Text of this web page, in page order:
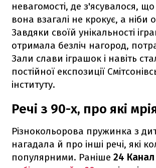
невагомості, де з'ясувалося, що
вона взагалі не крокує, а ніби
Завдяки своїй унікальності
отримала безліч нагород,
Зали слави іграшок і навіть
постійної експозиції
інституту.
Речі з 90-х, про які
Різнокольорова пружинка з
нагадала й про інші речі, які
популярними. Раніше 24 Канал